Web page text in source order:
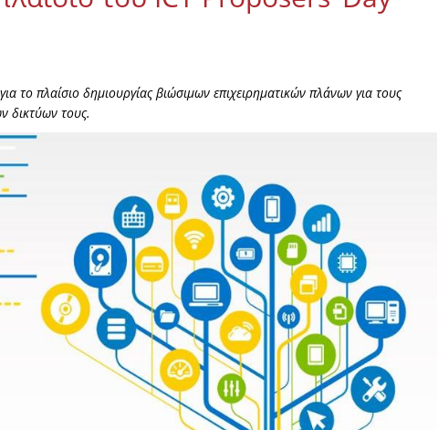
το πλαίσιο δημιουργίας βιώσιμων επιχειρηματικών πλάνων για τους
δικτύων τους.